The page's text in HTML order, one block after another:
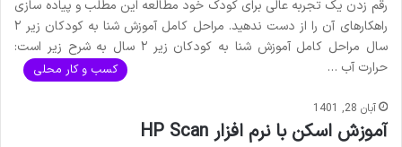
رقم زدن یک تجربه عالی برای کودک خود مطالعه این مطلب و پیاده سازی
راهکارهای آن را از دست ندهید. مراحل کامل آموزش شنا به کودکان زیر ۲
سال مراحل کامل آموزش شنا به کودکان زیر ۲ سال به شرح زیر است:
حرارت آب …
کسب و کار محلی
آبان 28, 1401
آموزش اسکن با نرم افزار HP Scan